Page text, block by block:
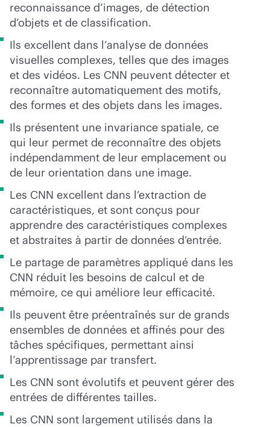
reconnaissance d’images, de détection
d’objets et de classification.
Ils excellent dans l’analyse de données
visuelles complexes, telles que des images
et des vidéos. Les CNN peuvent détecter et
reconnaître automatiquement des motifs,
des formes et des objets dans les images.
Ils présentent une invariance spatiale, ce
qui leur permet de reconnaître des objets
indépendamment de leur emplacement ou
de leur orientation dans une image.
Les CNN excellent dans l’extraction de
caractéristiques, et sont conçus pour
apprendre des caractéristiques complexes
et abstraites à partir de données d’entrée.
Le partage de paramètres appliqué dans les
CNN réduit les besoins de calcul et de
mémoire, ce qui améliore leur efficacité.
Ils peuvent être préentraînés sur de grands
ensembles de données et affinés pour des
tâches spécifiques, permettant ainsi
l’apprentissage par transfert.
Les CNN sont évolutifs et peuvent gérer des
entrées de différentes tailles.
Les CNN sont largement utilisés dans la